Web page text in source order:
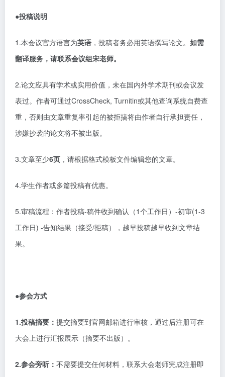
●投稿说明
1.本会议官方语言为英语 ，投稿者务必用英语撰写论文。 如需
翻译服务，请联系会议组宋老师。
2.论文应具有学术或实用价值，未在国内外学术期刊或会议发
表过。作者可通过CrossCheck, Turnitin或其他查询系统自费查
重，否则由文章重复率引起的被拒搞将由作者自行承担责任，
涉嫌抄袭的论文将不被出版。
3.文章至少6页 ，请根据格式模板文件编辑您的文章。
4.学生作者或多篇投稿有优惠。
5.审稿流程：作者投稿-稿件收到确认（1个工作日）-初审(1-3
工作日) -告知结果（接受/拒稿），越早投稿越早收到文章结
果。
●参会方式
1.投稿摘要： 提交摘要到官网邮箱进行审核，通过后注册可在
大会上进行汇报展示（摘要不出版）。
2.参会旁听： 不需要提交任何材料，联系大会老师完成注册即